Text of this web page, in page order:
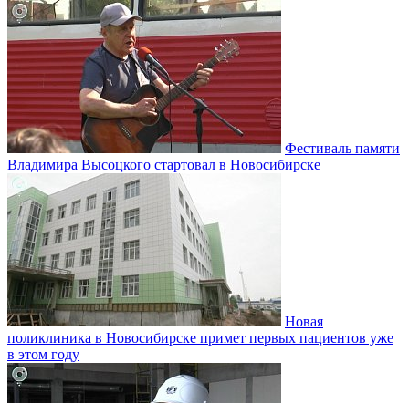
Фестиваль памяти
Владимира Высоцкого стартовал в Новосибирске
Новая
поликлиника в Новосибирске примет первых пациентов уже
в этом году